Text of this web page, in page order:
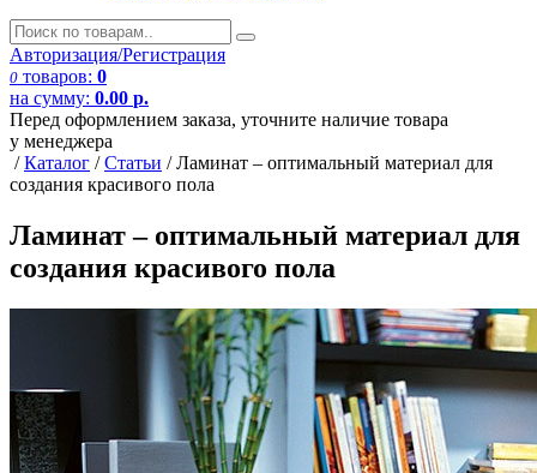
Авторизация/Регистрация
0 товаров: 0
на сумму: 0.00 р.
Перед оформлением заказа, уточните наличие товара
у менеджера
/Каталог /Статьи /Ламинат – оптимальный материал для
создания красивого пола
Ламинат – оптимальный материал для
создания красивого пола